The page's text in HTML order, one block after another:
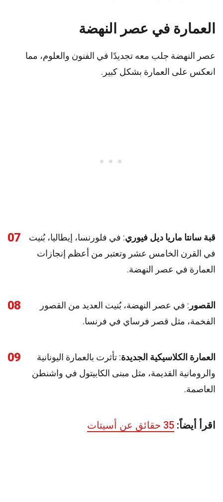
العمارة في عصر النهضة
عصر النهضة جلب معه تجديدًا في الفنون والعلوم، مما
انعكس على العمارة بشكل كبير.
07 قبة سانتا ماريا ديل فيوري: في فلورنسا، إيطاليا، بُنيت
في القرن الخامس عشر وتعتبر من أعظم إنجازات
العمارة في عصر النهضة.
08 القصور : في عصر النهضة، بُنيت العديد من القصور
الفخمة، مثل قصر فرساي في فرنسا.
09 العمارة الكلاسيكية الجديدة: تأثرت بالعمارة اليونانية
والرومانية القديمة، مثل مبنى الكابيتول في واشنطن
العاصمة.
اقرأ أيضاً: 35 حقائق عن أسيتات